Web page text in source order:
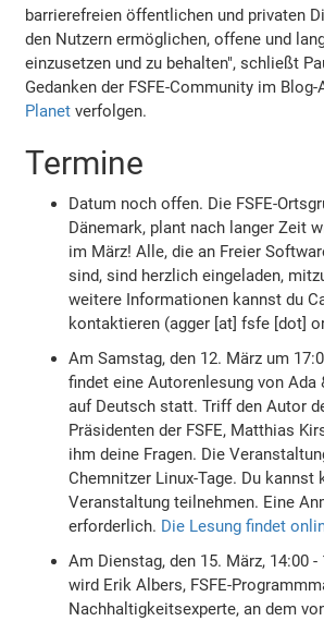
barrierefreien öffentlichen und privaten
den Nutzern ermöglichen, offene und
einzusetzen und zu behalten", schließt
Gedanken der FSFE-Community im
Planet verfolgen.
Termine
Datum noch offen. Die FSFE-
Dänemark, plant nach langer Zeit
im März! Alle, die an Freier
sind, sind herzlich eingeladen,
weitere Informationen kannst du
kontaktieren (agger [at] fsfe [dot]
Am Samstag, den 12. März um
findet eine Autorenlesung von Ada
auf Deutsch statt. Triff den Autor
Präsidenten der FSFE, Matthias
ihm deine Fragen. Die
Chemnitzer Linux-Tage. Du kannst
Veranstaltung teilnehmen. Eine
erforderlich. Die Lesung findet
Am Dienstag, den 15. März, 14:00 -
wird Erik Albers, FSFE-
Nachhaltigkeitsexperte, an dem